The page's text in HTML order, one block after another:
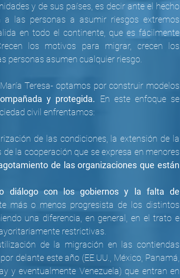
y de sus países, es decir ante el hecho
las personas a asumir riesgos extremos
en todo el continente, que es fácilmente
los motivos para migrar, crecen los
personas asumen cualquier riesgo.
Teresa- optamos por construir modelos
y protegida. En este enfoque se
civil enfrentamos:
de las condiciones, la extensión de la
la cooperación que se expresa en menores
de las organizaciones que están
diálogo con los gobiernos y la falta de
más o menos progresista de los distintos
una diferencia, en general, en el trato e
restrictivas.
de la migración en las contiendas
delante este año (EE.UU., México, Panamá,
y eventualmente Venezuela) que entran en